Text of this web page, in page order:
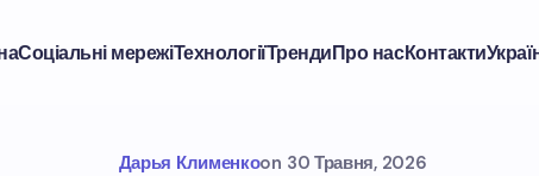
Соціальні мережіТехнологіїТрендиПро насКонтакти
Дарья Клименкоon 30 Травня, 2026